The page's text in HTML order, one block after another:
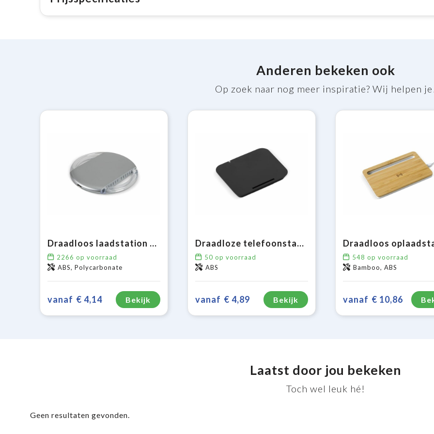
Anderen bekeken ook
Op zoek naar nog meer inspiratie? Wij helpen
Draadloos laadstation 5W
2266 op voorraad
ABS, Polycarbonate
vanaf € 4,14 Bekijk
Draadloze telefoonstandaard 5W
50 op voorraad
ABS
vanaf € 4,89 Bekijk
548 op voorraad
Bamboo, ABS
vanaf € 10,86
Laatst door jou bekeken
Toch wel leuk hé!
Geen resultaten gevonden.